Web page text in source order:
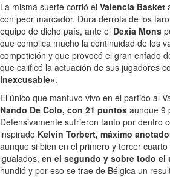
La misma suerte corrió el Valencia Basket
con peor marcador. Dura derrota de los
equipo de dicho país, ante el Dexia Mons
que complica mucho la continuidad de los
competición y que provocó el gran enfado
que calificó la actuación de sus jugadores
inexcusable».
El único que mantuvo vivo en el partido al
Nando De Colo, con 21 puntos aunque 9
Defensivamente sufrieron tanto por dentro
inspirado Kelvin Torbert, máximo
aunque si bien en el primero y tercer
igualados, en el segundo y sobre todo el
hundió y por eso se trae de Bélgica un